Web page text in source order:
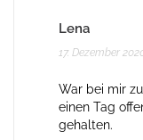
Lena
17. Dezember
War bei mir
einen Tag
gehalten.